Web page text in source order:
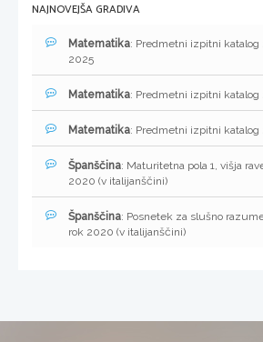
NAJNOVEJŠA GRADIVA
Matematika: Predmetni izpitni
2025
Matematika: Predmetni izpitni katalog
Matematika: Predmetni izpitni katalog
Španščina: Maturitetna pola 1, višja
2020 (v italijanščini)
Španščina: Posnetek za slušno
rok 2020 (v italijanščini)